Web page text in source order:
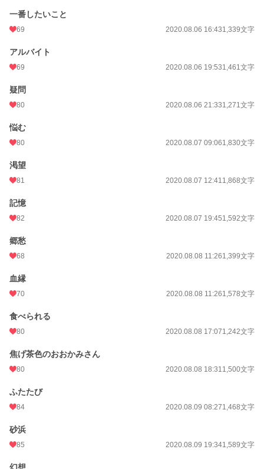
一番したいこと
69 2020.08.06 16:431,339文字
アルバイト
69 2020.08.06 19:531,461文字
疑問
80 2020.08.06 21:331,271文字
悩む
80 2020.08.07 09:061,830文字
渇望
81 2020.08.07 12:411,868文字
記憶
82 2020.08.07 19:451,592文字
郷愁
68 2020.08.08 11:261,399文字
血縁
70 2020.08.08 11:261,578文字
食べられる
80 2020.08.08 17:071,242文字
焦げ茶色のおおかみさん
80 2020.08.08 18:311,500文字
ふたたび
84 2020.08.09 08:271,468文字
砂浜
85 2020.08.09 19:341,589文字